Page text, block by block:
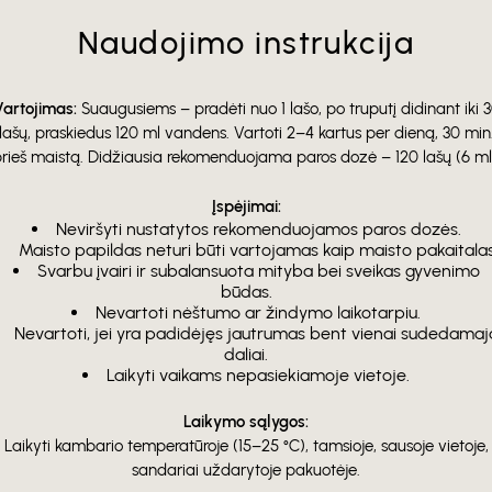
Naudojimo instrukcija
Suaugusiems – pradėti nuo 1 lašo, po truputį didinant iki
praskiedus 120 ml vandens. Vartoti 2–4 kartus per dieną, 30 min.
maistą. Didžiausia rekomenduojama paros dozė – 120 lašų (6
Įspėjimai:
Neviršyti nustatytos rekomenduojamos paros dozės.
Maisto papildas neturi būti vartojamas kaip maisto
Svarbu įvairi ir subalansuota mityba bei sveikas gyvenimo
būdas.
Nevartoti nėštumo ar žindymo laikotarpiu.
Nevartoti, jei yra padidėjęs jautrumas bent vienai
daliai.
Laikyti vaikams nepasiekiamoje vietoje.
Laikymo sąlygos:
Laikyti kambario temperatūroje (15–25 °C), tamsioje, sausoje vietoje,
sandariai uždarytoje pakuotėje.